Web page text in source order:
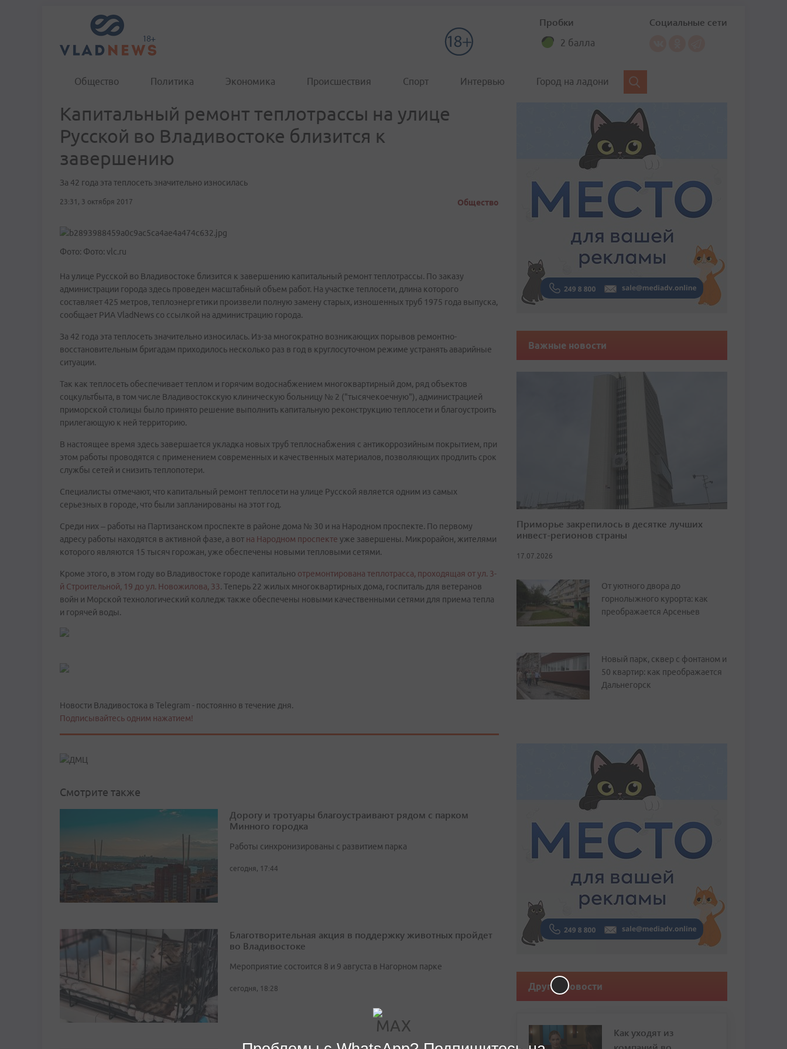
Пробки
2 балла
Социальные сети
Общество Политика Экономика Происшествия Спорт Интервью Город на ладони
Капитальный ремонт теплотрассы на улице
Русской во Владивостоке близится к
завершению
За 42 года эта теплосеть значительно износилась
23:31, 3 октября 2017 Общество
Фото: Фото: vlc.ru
На улице Русской во Владивостоке близится к завершению капитальный ремонт теплотрассы. По заказу
администрации города здесь проведен масштабный объем работ. На участке теплосети, длина которого
составляет 425 метров, теплоэнергетики произвели полную замену старых, изношенных труб 1975 года выпуска,
сообщает РИА VladNews со ссылкой на администрацию города.
За 42 года эта теплосеть значительно износилась. Из-за многократно возникающих порывов ремонтно-
восстановительным бригадам приходилось несколько раз в год в круглосуточном режиме устранять аварийные
ситуации.
Так как теплосеть обеспечивает теплом и горячим водоснабжением многоквартирный дом, ряд объектов
соцкультбыта, в том числе Владивостокскую клиническую больницу № 2 ("тысячекоечную"), администрацией
приморской столицы было принято решение выполнить капитальную реконструкцию теплосети и благоустроить
прилегающую к ней территорию.
В настоящее время здесь завершается укладка новых труб теплоснабжения с антикоррозийным покрытием, при
этом работы проводятся с применением современных и качественных материалов, позволяющих продлить срок
службы сетей и снизить теплопотери.
Специалисты отмечают, что капитальный ремонт теплосети на улице Русской является одним из самых
серьезных в городе, что были запланированы на этот год.
Среди них – работы на Партизанском проспекте в районе дома № 30 и на Народном проспекте. По первому
адресу работы находятся в активной фазе, а вот на Народном проспекте уже завершены. Микрорайон, жителями
которого являются 15 тысяч горожан, уже обеспечены новыми тепловыми сетями.
Кроме этого, в этом году во Владивостоке городе капитально отремонтирована теплотрасса, проходящая от ул. 3-
й Строительной, 19 до ул. Новожилова, 33. Теперь 22 жилых многоквартирных дома, госпиталь для ветеранов
войн и Морской технологический колледж также обеспечены новыми качественными сетями для приема тепла
и горячей воды.
Новости Владивостока в Telegram - постоянно в течение дня.
Подписывайтесь одним нажатием!
Смотрите также
Дорогу и тротуары благоустраивают рядом с парком
Минного городка
Работы синхронизированы с развитием парка
сегодня, 17:44
Благотворительная акция в поддержку животных пройдет
во Владивостоке
Мероприятие состоится 8 и 9 августа в Нагорном парке
сегодня, 18:28
Важные новости
Приморье закрепилось в десятке лучших
инвест-регионов страны
17.07.2026
От уютного двора до
горнолыжного курорта: как
преображается Арсеньев
Новый парк, сквер с фонтаном и
50 квартир: как преображается
Дальнегорск
Другие новости
Как уходят из